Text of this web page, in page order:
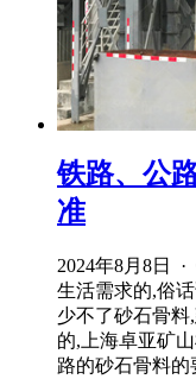
铁路、公
准
2024年8月8日
生活需求的,俗
少不了砂石骨
的,上海卓亚矿
路的砂石骨料的